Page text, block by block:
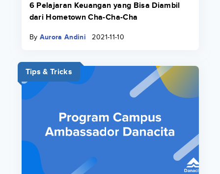
6 Pelajaran Keuangan yang Bisa Diambil
dari Hometown Cha-Cha-Cha
By Aurora Andini 2021-11-10
Tips & Tricks